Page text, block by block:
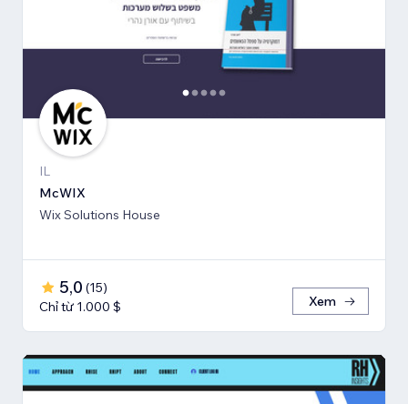
IL
McWIX
Wix Solutions House
5,0 (15)
Chỉ từ 1.000 $
Xem